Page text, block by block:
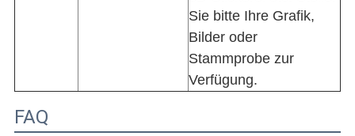
Sie bitte Ihre Grafik,
Bilder oder
Stammprobe zur
Verfügung.
FAQ